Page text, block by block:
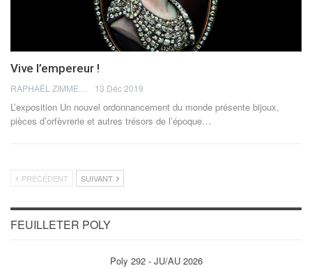
Vive l’empereur !
13 Déc 2019
L’exposition Un nouvel ordonnancement du monde présente bijoux,
pièces d’orfèvrerie et autres trésors de l’époque…
PRÉCÉDENT SUIVANT
FEUILLETER POLY
Poly 292 - JU/AU 2026